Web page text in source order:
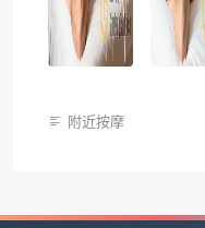
附近按摩